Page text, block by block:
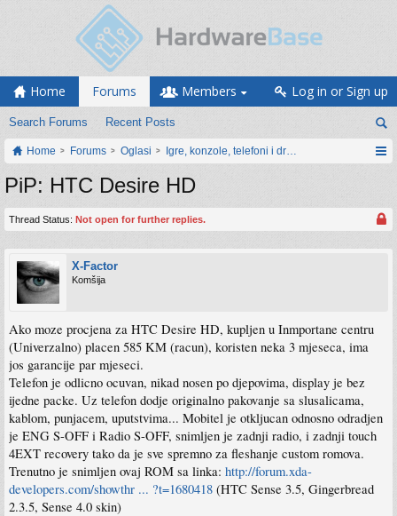
Home Forums
Search Forums Recent Posts
Members Log in or Sign up
Home Forums Oglasi Igre, konzole, telefoni i drugi gadgeti
PiP: HTC Desire HD
Thread Status: Not open for further replies.
X-Factor
Komšija
Ako moze procjena za HTC Desire HD, kupljen u Inmportane centru
(Univerzalno) placen 585 KM (racun), koristen neka 3 mjeseca, ima
jos garancije par mjeseci.
Telefon je odlicno ocuvan, nikad nosen po djepovima, display je bez
ijedne packe. Uz telefon dodje originalno pakovanje sa slusalicama,
kablom, punjacem, uputstvima... Mobitel je otkljucan odnosno odradjen
je ENG S-OFF i Radio S-OFF, snimljen je zadnji radio, i zadnji touch
4EXT recovery tako da je sve spremno za fleshanje custom romova.
Trenutno je snimljen ovaj ROM sa linka: http://forum.xda-
developers.com/showthr ... ?t=1680418 (HTC Sense 3.5, Gingerbread
2.3.5, Sense 4.0 skin)